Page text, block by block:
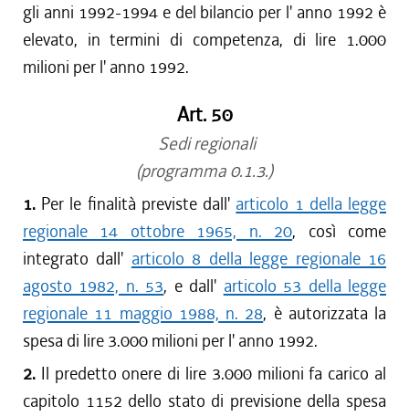
gli anni 1992-1994 e del bilancio per l' anno 1992 è
elevato, in termini di competenza, di lire 1.000
milioni per l' anno 1992.
Art. 50
Sedi regionali
(programma 0.1.3.)
1. Per le finalità previste dall' articolo 1 della legge
regionale 14 ottobre 1965, n. 20, così come
integrato dall' articolo 8 della legge regionale 16
agosto 1982, n. 53, e dall' articolo 53 della legge
regionale 11 maggio 1988, n. 28, è autorizzata la
spesa di lire 3.000 milioni per l' anno 1992.
2. Il predetto onere di lire 3.000 milioni fa carico al
capitolo 1152 dello stato di previsione della spesa